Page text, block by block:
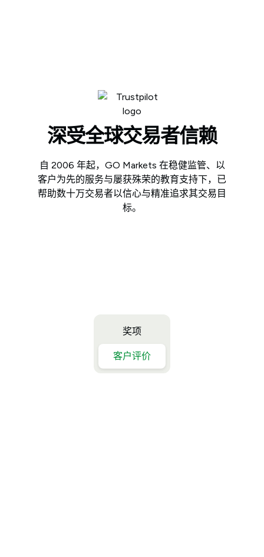
深受全球交易者信赖
自 2006 年起，GO Markets 在稳健监管、以
客户为先的服务与屡获殊荣的教育支持下，已
帮助数十万交易者以信心与精准追求其交易目
标。
奖项
客户评价